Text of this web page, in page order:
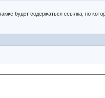
будет содержаться ссылка, по